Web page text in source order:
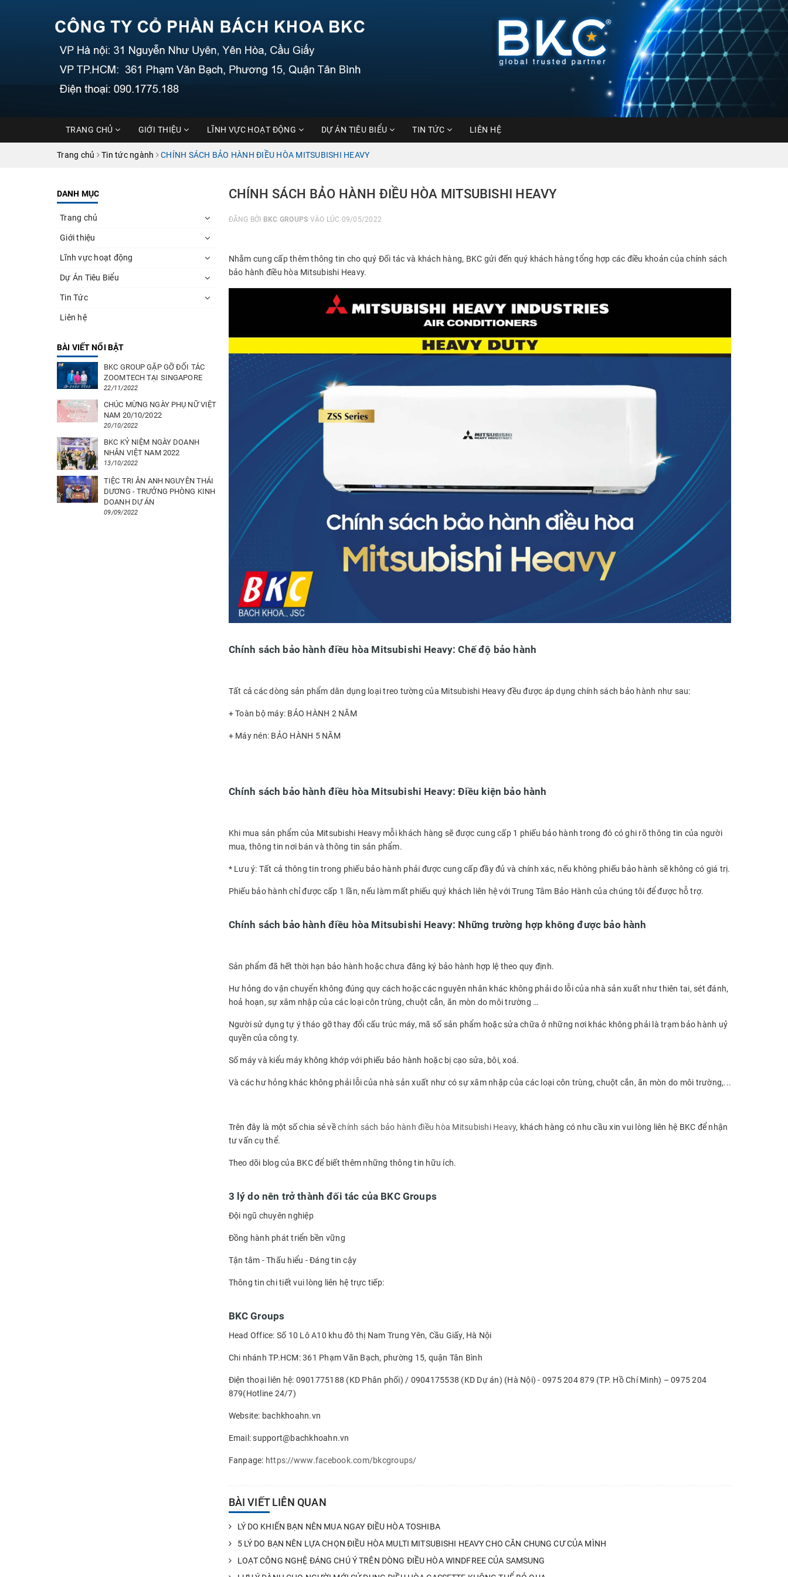
TRANG CHỦ GIỚI THIỆU LĨNH VỰC HOẠT ĐỘNG DỰ ÁN TIÊU BIỂU TIN TỨC LIÊN HỆ
Trang chủ Tin tức ngành CHÍNH SÁCH BẢO HÀNH ĐIỀU HÒA MITSUBISHI HEAVY
CHÍNH SÁCH BẢO HÀNH ĐIỀU HÒA MITSUBISHI HEAVY
ĐĂNG BỞI BKC GROUPS VÀO LÚC 09/05/2022
Nhằm cung cấp thêm thông tin cho quý Đối tác và khách hàng, BKC gửi đến quý khách hàng tổng hợp các điều khoản của chính sách
bảo hành điều hòa Mitsubishi Heavy.
Chính sách bảo hành điều hòa Mitsubishi Heavy: Chế độ bảo hành
Tất cả các dòng sản phẩm dân dụng loại treo tường của Mitsubishi Heavy đều được áp dụng chính sách bảo hành như sau:
+ Toàn bộ máy: BẢO HÀNH 2 NĂM
+ Máy nén: BẢO HÀNH 5 NĂM
Chính sách bảo hành điều hòa Mitsubishi Heavy: Điều kiện bảo hành
Khi mua sản phẩm của Mitsubishi Heavy mỗi khách hàng sẽ được cung cấp 1 phiếu bảo hành trong đó có ghi rõ thông tin của người
mua, thông tin nơi bán và thông tin sản phẩm.
* Lưu ý: Tất cả thông tin trong phiếu bảo hành phải được cung cấp đầy đủ và chính xác, nếu không phiếu bảo hành sẽ không có giá trị.
Phiếu bảo hành chỉ được cấp 1 lần, nếu làm mất phiếu quý khách liên hệ với Trung Tâm Bảo Hành của chúng tôi để được hỗ trợ.
Chính sách bảo hành điều hòa Mitsubishi Heavy: Những trường hợp không được bảo hành
Sản phẩm đã hết thời hạn bảo hành hoặc chưa đăng ký bảo hành hợp lệ theo quy định.
Hư hỏng do vận chuyển không đúng quy cách hoặc các nguyên nhân khác không phải do lỗi của nhà sản xuất như thiên tai, sét đánh,
hoả hoạn, sự xâm nhập của các loại côn trùng, chuột cắn, ăn mòn do môi trường …
Người sử dụng tự ý tháo gỡ thay đổi cấu trúc máy, mã số sản phẩm hoặc sửa chữa ở những nơi khác không phải là trạm bảo hành uỷ
quyền của công ty.
Số máy và kiểu máy không khớp với phiếu bảo hành hoặc bị cạo sửa, bôi, xoá.
Và các hư hỏng khác không phải lỗi của nhà sản xuất như có sự xâm nhập của các loại côn trùng, chuột cắn, ăn mòn do môi trường,...
Trên đây là một số chia sẻ vềchính sách bảo hành điều hòa Mitsubishi Heavy, khách hàng có nhu cầu xin vui lòng liên hệ BKC để nhận
tư vấn cụ thể.
Theo dõi blog của BKC để biết thêm những thông tin hữu ích.
3 lý do nên trở thành đối tác của BKC Groups
Đội ngũ chuyên nghiệp
Đồng hành phát triển bền vững
Tận tâm - Thấu hiểu - Đáng tin cậy
Thông tin chi tiết vui lòng liên hệ trực tiếp:
BKC Groups
Head Office: Số 10 Lô A10 khu đô thị Nam Trung Yên, Cầu Giấy, Hà Nội
Chi nhánh TP.HCM: 361 Phạm Văn Bạch, phường 15, quận Tân Bình
Điện thoại liên hệ: 0901775188 (KD Phân phối) / 0904175538 (KD Dự án) (Hà Nội) - 0975 204 879 (TP. Hồ Chí Minh) – 0975 204
879(Hotline 24/7)
Website: bachkhoahn.vn
Email: support@bachkhoahn.vn
Fanpage: https://www.facebook.com/bkcgroups/
BÀI VIẾT LIÊN QUAN
LÝ DO KHIẾN BẠN NÊN MUA NGAY ĐIỀU HÒA TOSHIBA
5 LÝ DO BẠN NÊN LỰA CHỌN ĐIỀU HÒA MULTI MITSUBISHI HEAVY CHO CĂN CHUNG CƯ CỦA MÌNH
LOẠT CÔNG NGHỆ ĐÁNG CHÚ Ý TRÊN DÒNG ĐIỀU HÒA WINDFREE CỦA SAMSUNG
DANH MỤC
Trang chủ
Giới thiệu
Lĩnh vực hoạt động
Dự Án Tiêu Biểu
Tin Tức
Liên hệ
BÀI VIẾT NỔI BẬT
BKC GROUP GẶP GỠ ĐỐI TÁC
ZOOMTECH TẠI SINGAPORE
22/11/2022
CHÚC MỪNG NGÀY PHỤ NỮ VIỆT
NAM 20/10/2022
20/10/2022
BKC KỶ NIỆM NGÀY DOANH
NHÂN VIỆT NAM 2022
13/10/2022
TIỆC TRI ÂN ANH NGUYÊN THÁI
DƯƠNG - TRƯỞNG PHÒNG KINH
DOANH DỰ ÁN
09/09/2022